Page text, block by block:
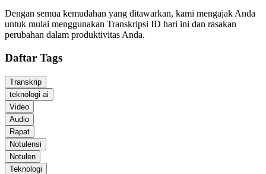
Dengan semua kemudahan yang ditawarkan, kami mengajak Anda
untuk mulai menggunakan Transkripsi ID hari ini dan rasakan
perubahan dalam produktivitas Anda.
Daftar Tags
Transkrip
teknologi ai
Video
Audio
Rapat
Notulensi
Notulen
Teknologi